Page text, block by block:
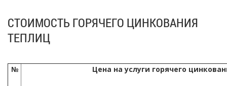
СТОИМОСТЬ ГОРЯЧЕГО ЦИНКОВАНИЯ
ТЕПЛИЦ
№ Цена на услуги горячего